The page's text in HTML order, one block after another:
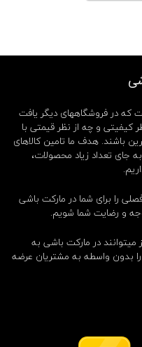
در فروشگاههای دیگر یافت
کیفیتی و چه از نظر قیمتی با
باشند. هدف ما تامین کالاهای
جای تعداد زیاد محصولات،
را برای شما در مارکت باشی
و رضایت شما شویم.
در مارکت باشی به
بدون واسطه به مشتریان عرضه